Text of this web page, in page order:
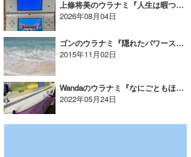
上條将美のウラナミ『人生は暇つぶし？！』
2026年08月04日
ゴンのウラナミ『隠れたパワースポット』
2015年11月02日
Wandaのウラナミ『なにごともほどほどに！！』
2022年05月24日